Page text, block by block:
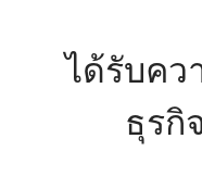
ได้รับคว
ธุรกิ